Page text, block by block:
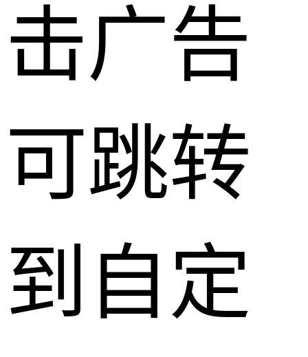
击广告
可跳转
到自定